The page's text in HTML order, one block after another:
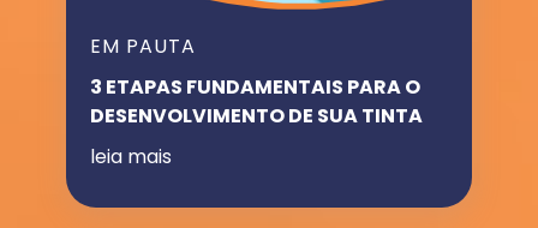
EM PAUTA
3 ETAPAS FUNDAMENTAIS PARA O
DESENVOLVIMENTO DE SUA TINTA
leia mais